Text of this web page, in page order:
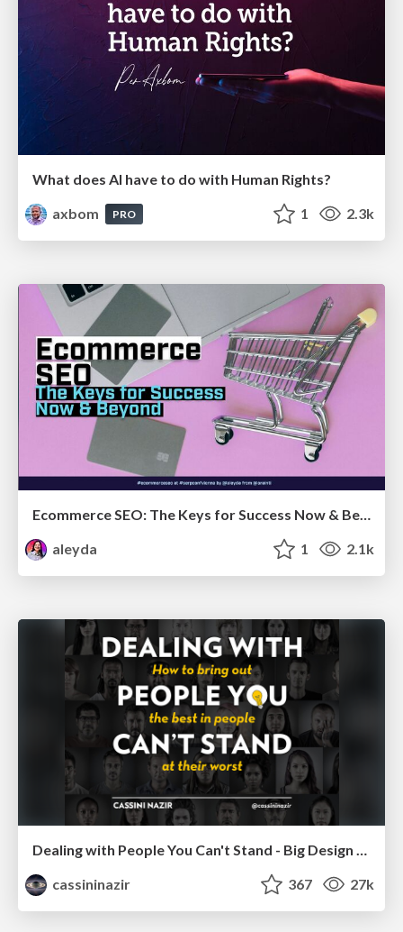
What does AI have to do with Human Rights?
axbom
PRO 1 2.3k
Ecommerce SEO: The Keys for Success Now & Beyond - #SERPConf2024
aleyda
1 2.1k
Dealing with People You Can't Stand - Big Design 2015
cassininazir
367 27k